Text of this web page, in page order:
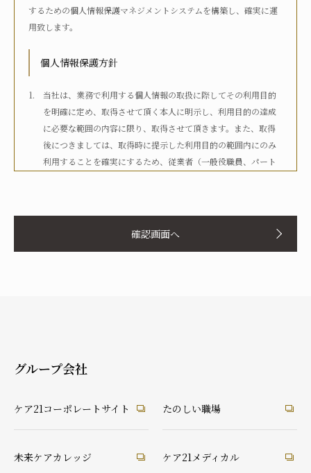
介護度
自立
要支援1
要介護2
要介護3
介護認定
認定済み
申請中 区分変更中 不明
実の父
実の母 義理の父
知人・友人
ケアマネ・介護・医療関係者
するための個人情報保護マネジメントシステムを構築し、確実に運
用致します。
個人情報保護方針
当社は、業務で利用する個人情報の取扱に際してその利用目的
を明確に定め、取得させて頂く本人に明示し、利用目的の達成
に必要な範囲の内容に限り、取得させて頂きます。また、取得
後につきましては、取得時に提示した利用目的の範囲内にのみ
利用することを確実にするため、従業者（一般役職員、パート
当社は、個人情報の取扱いに関して、法令、国が定める指針そ
の他の規範等を遵守した取得やその利用に努めてまいります。
消去等の権利を有していることを認識し、本人からのこれらの
要求に対しては、遅滞なく対応してまいります。
き、本人に同意なく個人情報を第三者に提供することはありま
せん。
当社は、個人情報の取扱いに関して、顧客等からの相談や苦情
確認画面へ
グループ会社
ケア21コーポレートサイト たのしい職場
未来ケアカレッジ ケア21メディカル